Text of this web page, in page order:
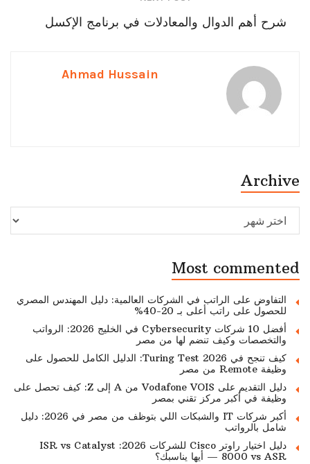
شرح أهم الدوال والمعادلات في برنامج الإكسل
Ahmad Hussain
Archive
Archive
Most commented
التفاوض على الراتب في الشركات العالمية: دليل المهندس المصري
للحصول على راتب أعلى بـ 20-40%
أفضل 10 شركات Cybersecurity في الخليج 2026: الرواتب
والتخصصات وكيف تنضم لها من مصر
كيف تنجح في Turing Test 2026: الدليل الكامل للحصول على
وظيفة Remote من مصر
دليل التقديم على Vodafone VOIS من A إلى Z: كيف تحصل على
وظيفة في أكبر مركز تقني بمصر
أكبر شركات IT والشبكات اللي بتوظف من مصر في 2026: دليل
شامل بالرواتب
دليل اختيار راوتر Cisco للشركات 2026: ISR vs Catalyst
8000 vs ASR — أيها يناسبك؟